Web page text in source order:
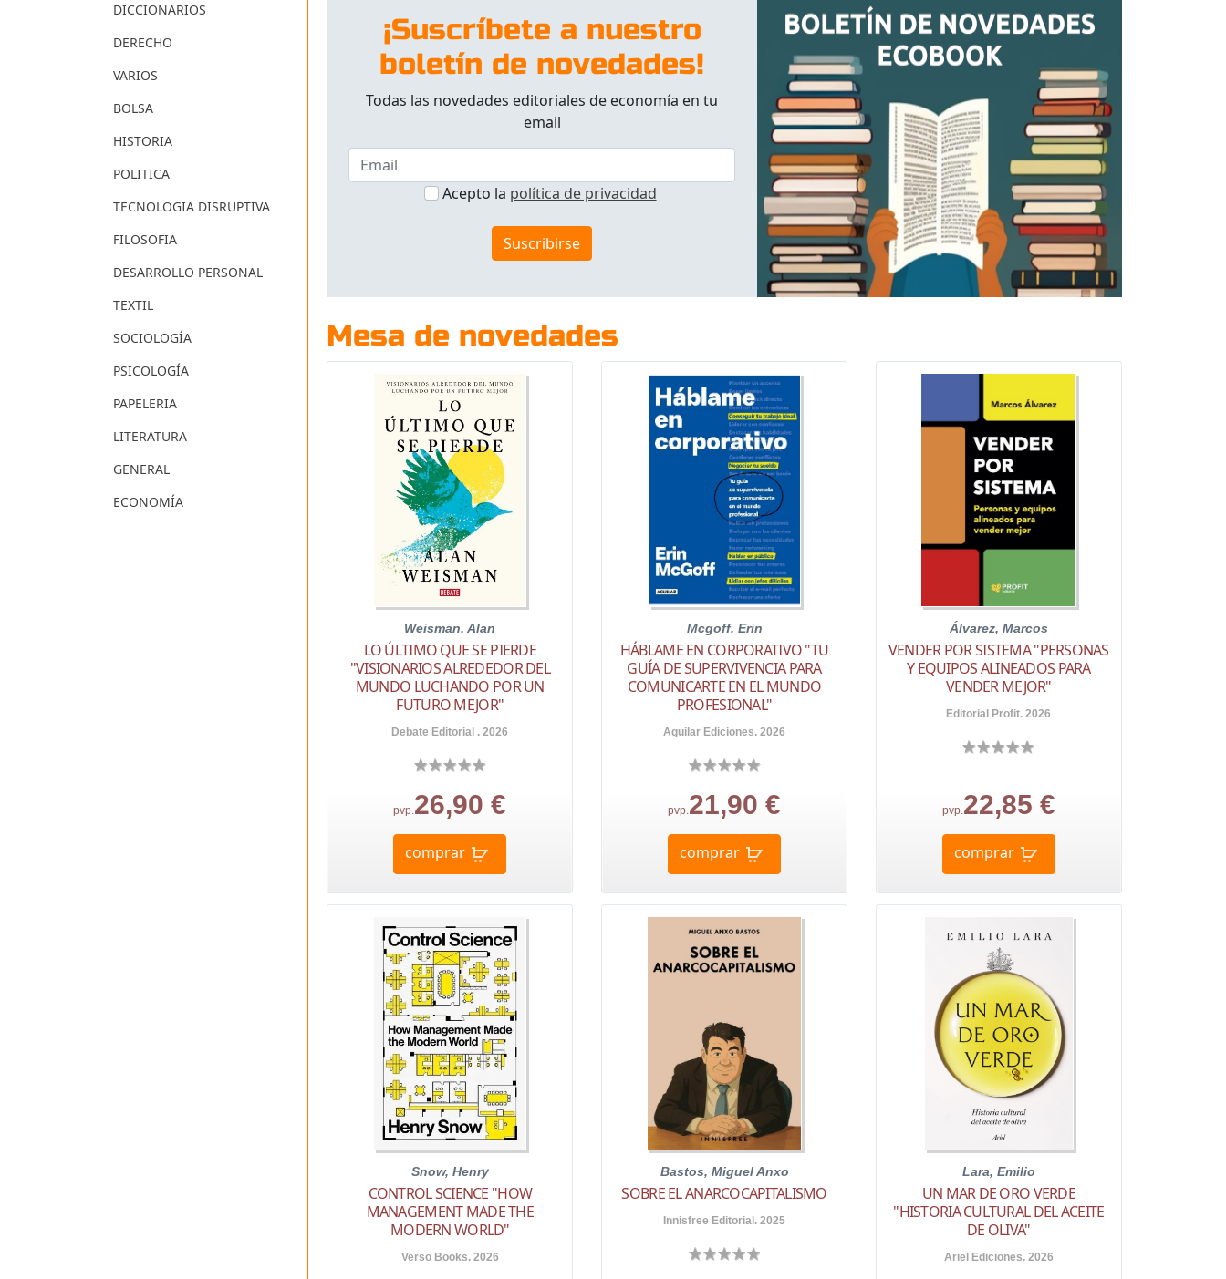
DICCIONARIOS
DERECHO
VARIOS
BOLSA
HISTORIA
POLITICA
TECNOLOGIA DISRUPTIVA
FILOSOFIA
DESARROLLO PERSONAL
TEXTIL
SOCIOLOGÍA
PSICOLOGÍA
PAPELERIA
LITERATURA
GENERAL
ECONOMÍA
¡Suscríbete a nuestro
boletín de novedades!
Todas las novedades editoriales de economía en tu
email
Acepto la política de privacidad
Suscribirse
Mesa de novedades
Weisman, Alan
LO ÚLTIMO QUE SE PIERDE
"VISIONARIOS ALREDEDOR DEL
MUNDO LUCHANDO POR UN
FUTURO MEJOR"
Debate Editorial . 2026
pvp.26,90 €
comprar
Mcgoff, Erin
HÁBLAME EN CORPORATIVO "TU
GUÍA DE SUPERVIVENCIA PARA
COMUNICARTE EN EL MUNDO
PROFESIONAL"
Aguilar Ediciones. 2026
pvp.21,90 €
comprar
Álvarez, Marcos
VENDER POR SISTEMA "PERSONAS
Y EQUIPOS ALINEADOS PARA
VENDER MEJOR"
Editorial Profit. 2026
pvp.22,85 €
comprar
Snow, Henry
CONTROL SCIENCE "HOW
MANAGEMENT MADE THE
MODERN WORLD"
Verso Books. 2026
Bastos, Miguel Anxo
SOBRE EL ANARCOCAPITALISMO
Innisfree Editorial. 2025
Lara, Emilio
UN MAR DE ORO VERDE
"HISTORIA CULTURAL DEL ACEITE
DE OLIVA"
Ariel Ediciones. 2026